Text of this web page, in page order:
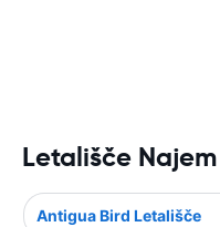
Letališče
Antigua Bird Letališče